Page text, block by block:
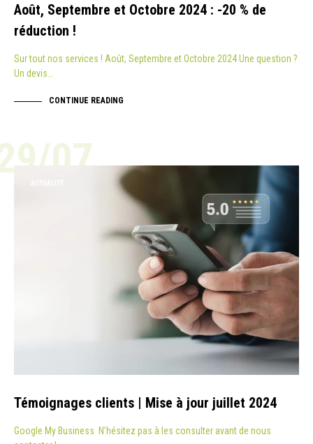
Août, Septembre et Octobre 2024 : -20 % de
réduction !
Sur tout nos services ! Août, Septembre et Octobre 2024 Une question ?
Un devis…
CONTINUE READING
07
Témoignages clients | Mise à jour juillet 2024
Google My Business N’hésitez pas à les consulter avant de nous